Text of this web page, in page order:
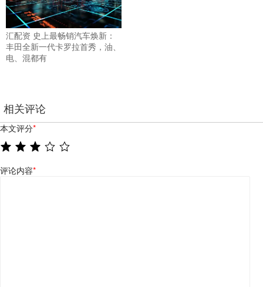
汇配资 史上最畅销汽车焕新：
丰田全新一代卡罗拉首秀，油、
电、混都有
相关评论
本文评分*
评论内容*